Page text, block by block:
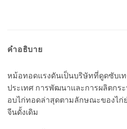
คำอธิบาย
หม้อทอดแรงดันเป็นบริษัทที่ดูดซับเ
ประเทศ การพัฒนาและการผลิตกร
อบไก่ทอดล่าสุดตามลักษณะของไก่
จีนดั้งเดิม